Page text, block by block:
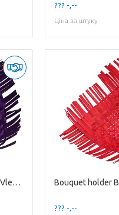
??? -,--
Ціна за штуку
Bouquet holder Bamboo Vlecht D30cm
??? -,--